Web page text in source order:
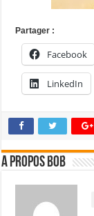
Partager :
Facebook
LinkedIn
A propos bOb